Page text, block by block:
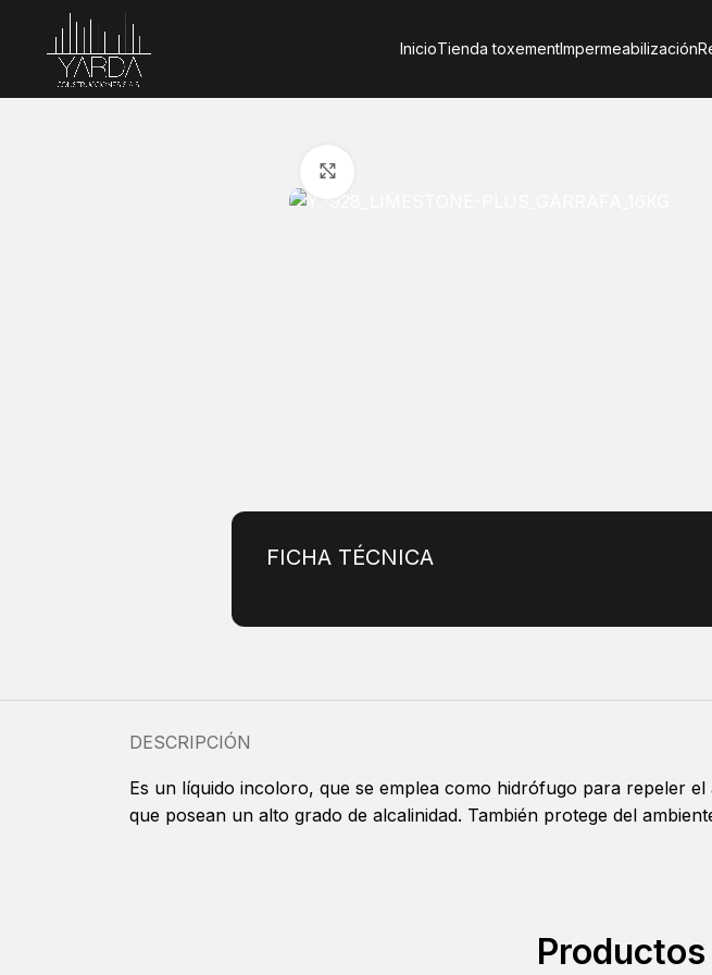
InicioTienda toxementImpermeabilización
FICHA TÉCNICA
DESCRIPCIÓN
Es un líquido incoloro, que se emplea como hidrófugo para repeler
que posean un alto grado de alcalinidad. También protege del